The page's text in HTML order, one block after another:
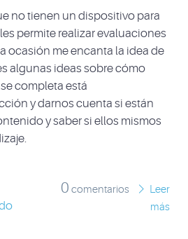
no tienen un dispositivo para
permite realizar evaluaciones
ocasión me encanta la idea de
algunas ideas sobre cómo
completa está
y darnos cuenta si están
y saber si ellos mismos
0 comentarios
Leer
más